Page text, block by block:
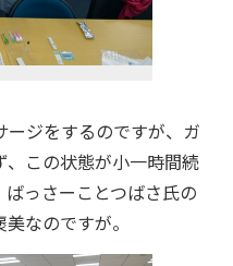
ジをするのですが、ガ
この状態が小一時間続
っさーことつばさ氏の
なのですが。